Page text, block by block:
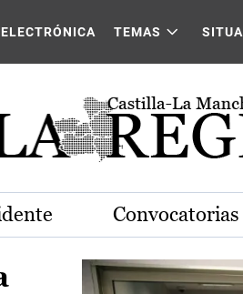
La Mancha
TEMAS
Convocatorias